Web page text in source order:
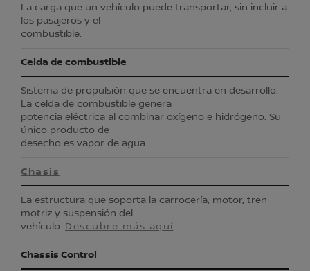
La carga que un vehículo puede transportar, sin incluir a
los pasajeros y el
combustible.
Celda de combustible
Sistema de propulsión que se encuentra en desarrollo.
La celda de combustible genera
potencia eléctrica al combinar oxígeno e hidrógeno. Su
único producto de
desecho es vapor de agua.
Chasis
La estructura que soporta la carrocería, motor, tren
motriz y suspensión del
vehículo. Descubre más aquí.
Chassis Control